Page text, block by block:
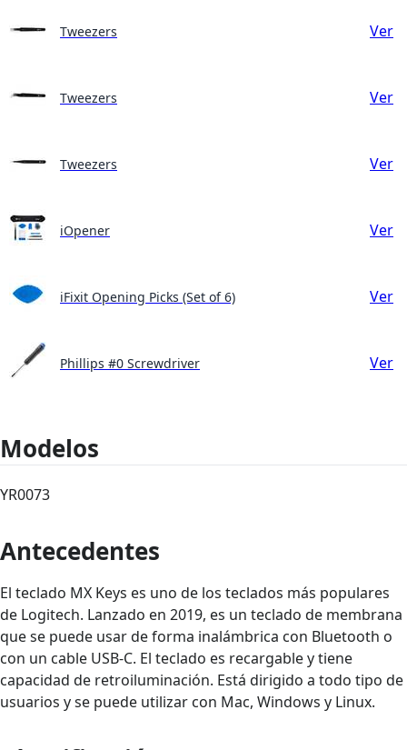
Tweezers Ver
Tweezers Ver
Tweezers Ver
iOpener Ver
iFixit Opening Picks (Set of 6) Ver
Phillips #0 Screwdriver Ver
Modelos
YR0073
Antecedentes
El teclado MX Keys es uno de los teclados más populares
de Logitech. Lanzado en 2019, es un teclado de membrana
que se puede usar de forma inalámbrica con Bluetooth o
con un cable USB-C. El teclado es recargable y tiene
capacidad de retroiluminación. Está dirigido a todo tipo de
usuarios y se puede utilizar con Mac, Windows y Linux.